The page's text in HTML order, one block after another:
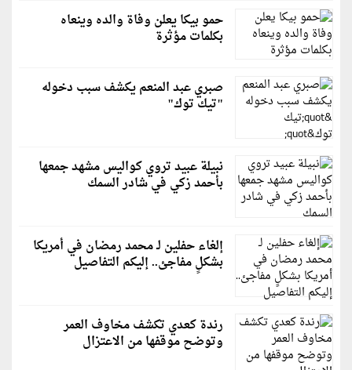
حمو بيكا يعلن وفاة والده وينعاه
بكلمات مؤثرة
صبري عبد المنعم يكشف سبب دخوله
"تيك توك"
نبيلة عبيد تروي كواليس مشهد جمعها
بأحمد زكي في شادر السمك
إلغاء حفلين لـ محمد رمضان في أمريكا
بشكلٍ مفاجئ.. إليكم التفاصيل
رندة كعدي تكشف مخاوف العمر
وتوضح موقفها من الاعتزال